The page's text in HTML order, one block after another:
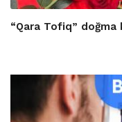
“Qara Tofiq”